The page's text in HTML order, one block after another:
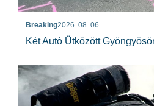
Breaking2026. 08. 06.
Két Autó Ütközött